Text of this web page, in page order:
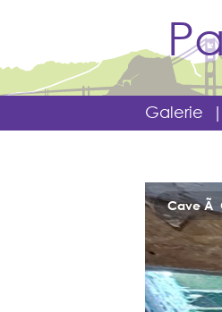
Galerie |